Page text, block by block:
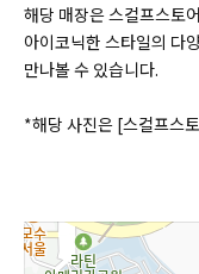
해당 매장은 스컬프스토
아이코닉한 스타일의 다
만나볼 수 있습니다.
*해당 사진은 [스컬프스